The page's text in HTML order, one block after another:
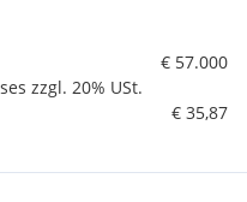
€ 57.000
zzgl. 20% USt.
€ 35,87